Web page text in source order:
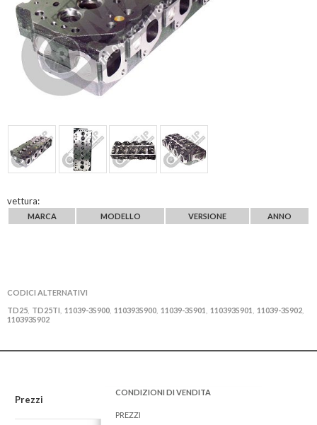
vettura:
MARCA MODELLO VERSIONE ANNO
CODICI ALTERNATIVI
TD25 TD25TI 11039-3S900 110393S900 11039-3S901 110393S901 11039-3S902
110393S902
Prezzi
CONDIZIONI DI VENDITA
PREZZI